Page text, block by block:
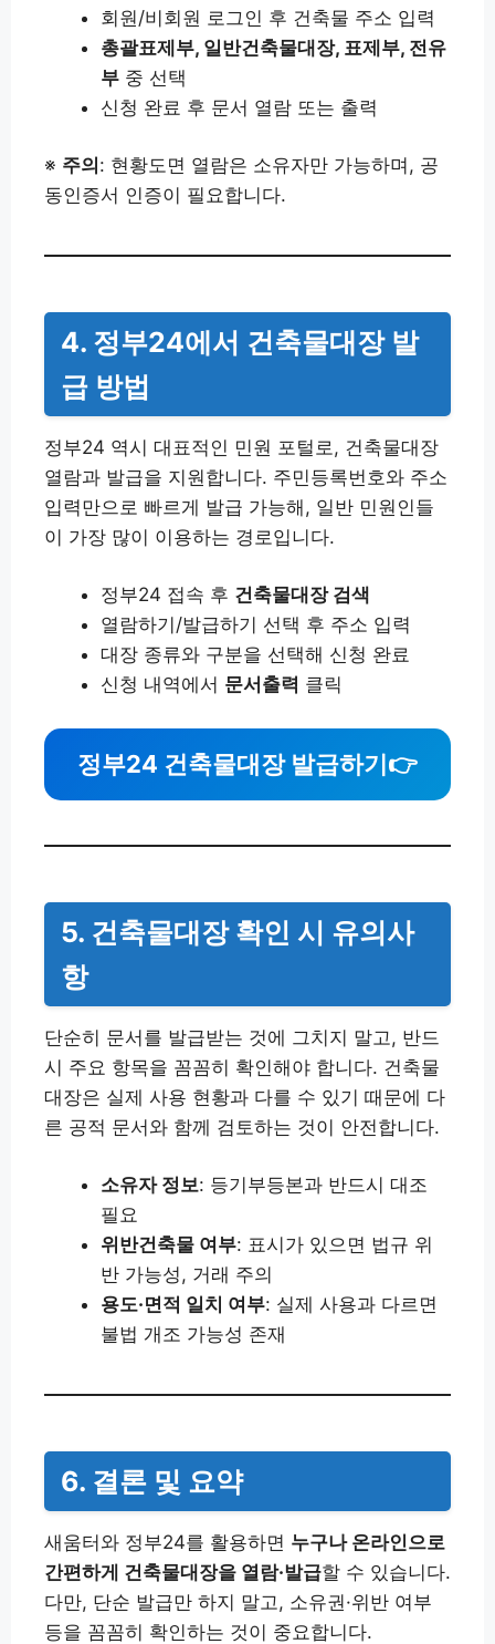
회원/비회원 로그인 후 건축물 주소 입력
총괄표제부, 일반건축물대장, 표제부, 전유
부 중 선택
신청 완료 후 문서 열람 또는 출력
※ 주의 : 현황도면 열람은 소유자만 가능하며, 공
동인증서 인증이 필요합니다.
4. 정부24에서 건축물대장 발
급 방법
정부24 역시 대표적인 민원 포털로, 건축물대장
열람과 발급을 지원합니다. 주민등록번호와 주소
입력만으로 빠르게 발급 가능해, 일반 민원인들
이 가장 많이 이용하는 경로입니다.
정부24 접속 후 건축물대장 검색
열람하기/발급하기 선택 후 주소 입력
대장 종류와 구분을 선택해 신청 완료
신청 내역에서 문서출력 클릭
정부24 건축물대장 발급하기👉
5. 건축물대장 확인 시 유의사
항
단순히 문서를 발급받는 것에 그치지 말고, 반드
시 주요 항목을 꼼꼼히 확인해야 합니다. 건축물
대장은 실제 사용 현황과 다를 수 있기 때문에 다
른 공적 문서와 함께 검토하는 것이 안전합니다.
소유자 정보: 등기부등본과 반드시 대조
필요
위반건축물 여부: 표시가 있으면 법규 위
반 가능성, 거래 주의
용도·면적 일치 여부: 실제 사용과 다르면
불법 개조 가능성 존재
6. 결론 및 요약
새움터와 정부24를 활용하면 누구나 온라인으로
간편하게 건축물대장을 열람·발급할 수 있습니다.
다만, 단순 발급만 하지 말고, 소유권·위반 여부
등을 꼼꼼히 확인하는 것이 중요합니다.